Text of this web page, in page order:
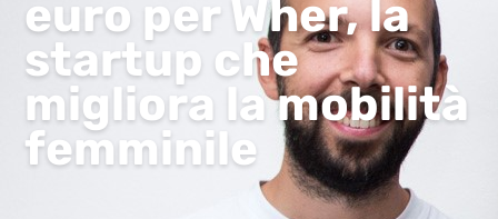
euro per Wher, la
startup che
migliora la mobilità
femminile